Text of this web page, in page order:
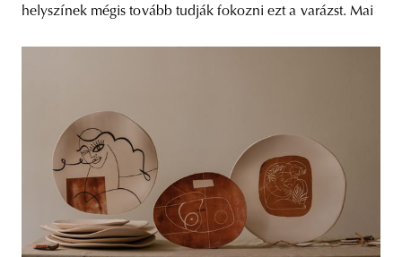
helyszínek mégis tovább tudják fokozni ezt a varázst. Mai